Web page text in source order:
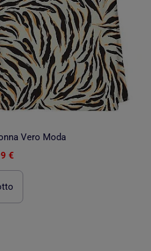
Vero Moda
€